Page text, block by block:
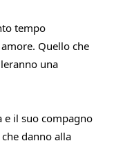
tempo
Quello che
una
e il suo compagno
danno alla